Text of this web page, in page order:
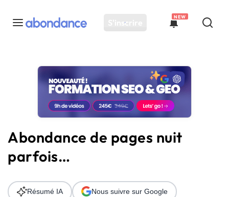
S'inscrire
NEW
Toutes les actus
Actus SEO
Plateforme
Solutions
Ressources
Audit SEO
Abondance de pages nuit
parfois…
Résumé IA Nous suivre sur Google